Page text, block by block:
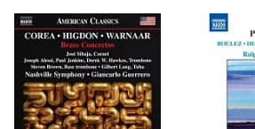
天下足球(1)
威廉．莎士比亞(1) 婁林
科學出版社(3) 譯林出版
AVI(2) Belle Ame(2)
Consort)
Lydia
Rok
Hanft,
Choir,